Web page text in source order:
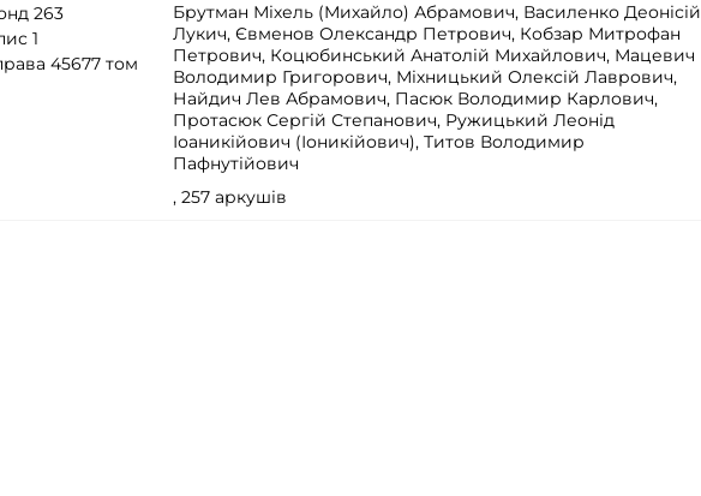
263
1
45677 том
Брутман Міхель (Михайло) Абрамович, Василенко Деонісій
Лукич, Євменов Олександр Петрович, Кобзар Митрофан
Петрович, Коцюбинський Анатолій Михайлович, Мацевич
Володимир Григорович, Міхницький Олексій Лаврович,
Найдич Лев Абрамович, Пасюк Володимир Карлович,
Протасюк Сергій Степанович, Ружицький Леонід
Іоаникійович (Іоникійович), Титов Володимир
Пафнутійович
, 257 аркушів